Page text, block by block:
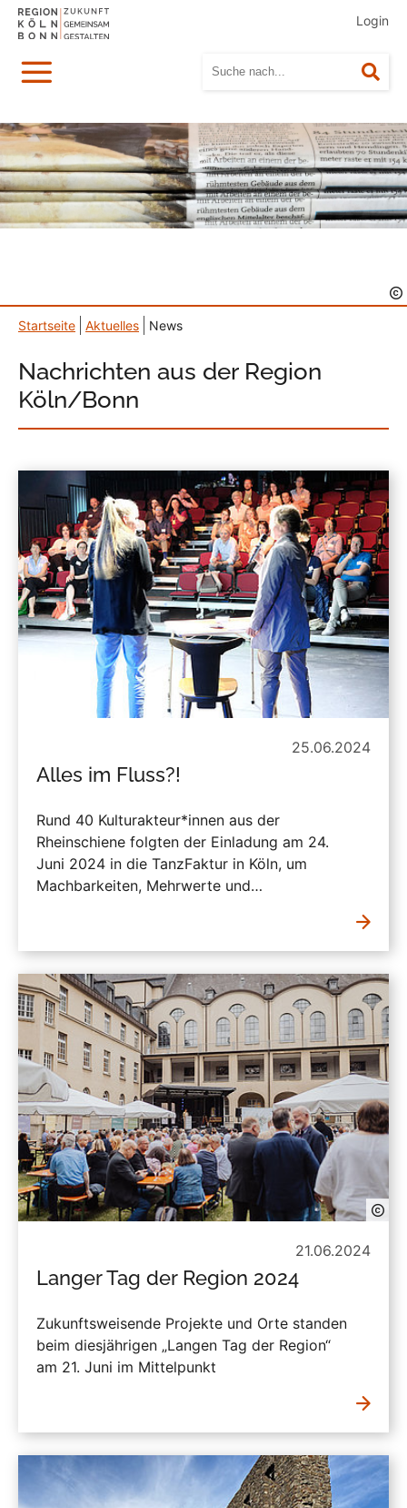
Login
Menü
Startseite Aktuelles News
Nachrichten aus der Region
Köln/Bonn
25.06.2024
Alles im Fluss?!
Rund 40 Kulturakteur*innen aus der
Rheinschiene folgten der Einladung am 24.
Juni 2024 in die TanzFaktur in Köln, um
Machbarkeiten, Mehrwerte und…
21.06.2024
Langer Tag der Region 2024
Zukunftsweisende Projekte und Orte standen
beim diesjährigen „Langen Tag der Region“
am 21. Juni im Mittelpunkt